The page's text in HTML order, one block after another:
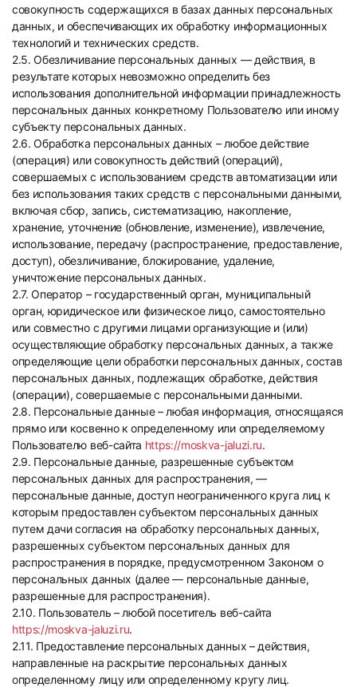
совокупность содержащихся в базах данных персональных
данных, и обеспечивающих их обработку информационных
технологий и технических средств.
2.5. Обезличивание персональных данных — действия, в
результате которых невозможно определить без
использования дополнительной информации принадлежность
персональных данных конкретному Пользователю или иному
субъекту персональных данных.
2.6. Обработка персональных данных – любое действие
(операция) или совокупность действий (операций),
совершаемых с использованием средств автоматизации или
без использования таких средств с персональными данными,
включая сбор, запись, систематизацию, накопление,
хранение, уточнение (обновление, изменение), извлечение,
использование, передачу (распространение, предоставление,
доступ), обезличивание, блокирование, удаление,
уничтожение персональных данных.
2.7. Оператор – государственный орган, муниципальный
орган, юридическое или физическое лицо, самостоятельно
или совместно с другими лицами организующие и (или)
осуществляющие обработку персональных данных, а также
определяющие цели обработки персональных данных, состав
персональных данных, подлежащих обработке, действия
(операции), совершаемые с персональными данными.
2.8. Персональные данные – любая информация, относящаяся
прямо или косвенно к определенному или определяемому
Пользователю веб-сайта https://moskva-jaluzi.ru.
2.9. Персональные данные, разрешенные субъектом
персональных данных для распространения, —
персональные данные, доступ неограниченного круга лиц к
которым предоставлен субъектом персональных данных
путем дачи согласия на обработку персональных данных,
разрешенных субъектом персональных данных для
распространения в порядке, предусмотренном Законом о
персональных данных (далее — персональные данные,
разрешенные для распространения).
2.10. Пользователь – любой посетитель веб-сайта
https://moskva-jaluzi.ru.
2.11. Предоставление персональных данных – действия,
направленные на раскрытие персональных данных
определенному лицу или определенному кругу лиц.